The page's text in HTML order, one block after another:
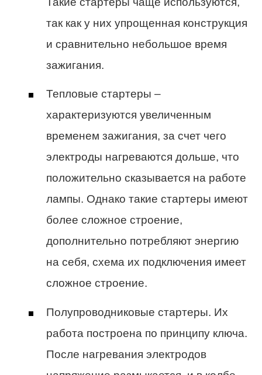
так как у них упрощенная конструкция
и сравнительно небольшое время
зажигания.
Тепловые стартеры –
характеризуются увеличенным
временем зажигания, за счет чего
электроды нагреваются дольше, что
положительно сказывается на работе
лампы. Однако такие стартеры имеют
более сложное строение,
дополнительно потребляют энергию
на себя, схема их подключения имеет
сложное строение.
Полупроводниковые стартеры. Их
работа построена по принципу ключа.
После нагревания электродов